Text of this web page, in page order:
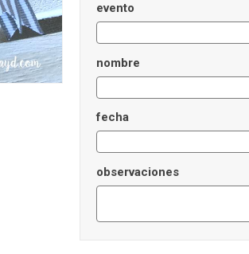
evento
nombre
fecha
observaciones